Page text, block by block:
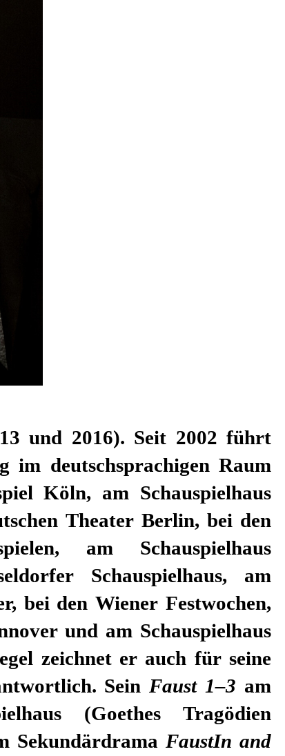
und 2016). Seit 2002 führt
im deutschsprachigen Raum
Köln, am Schauspielhaus
Theater Berlin, bei den
am Schauspielhaus
Schauspielhaus, am
bei den Wiener Festwochen,
und am Schauspielhaus
zeichnet er auch für seine
Sein Faust 1–3 am
(Goethes Tragödien
Sekundärdrama FaustIn and